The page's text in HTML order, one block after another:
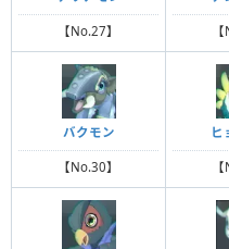
【No.27】
バクモン
【No.30】
ヒ